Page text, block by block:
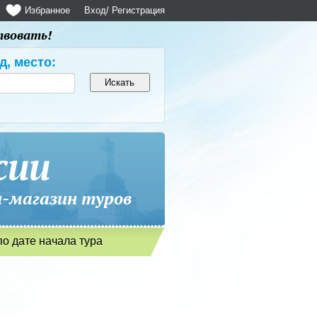
Вход/ Регистрация
Избранное
место:
туров
дате начала тура